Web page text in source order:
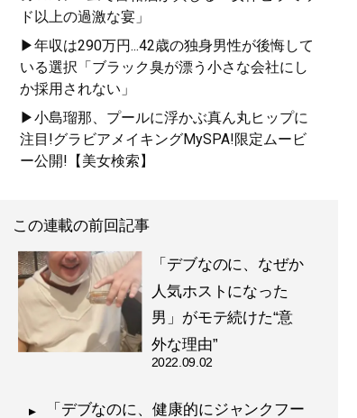
ド以上の過激な宴」
▶年収は290万円...42歳の独身男性が後悔して
いる選択「ブラック臭が漂う小さな会社にし
か採用されない」
▶小島瑠那、プールに浮かぶ真ん丸ヒップに
注目!グラビアメイキングMySPA!限定ムービ
ー公開!【美女検索】
この連載の前回記事
「デブなのに、なぜか
人気ホストになった
男」がモテ続けた“意
外な理由”
2022.09.02
「デブなのに、健康的にジャンクフー